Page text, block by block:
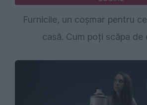
Furnicile, un coșmar pentru
casă. Cum poți scăpa de